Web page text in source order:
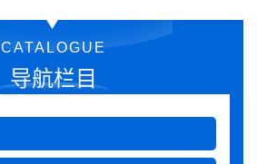
CATALOGUE
导航栏目